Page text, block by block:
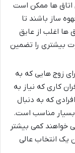
اتاق ها ممکن است
ساز باشند تا
ها اغلب از عایق
بیشتری را تضمین
زوج هایی که به
کاری که نیاز به
که به دنبال
بسیار مناسب است.
خواهند کمی بیشتر
یک انتخاب عالی